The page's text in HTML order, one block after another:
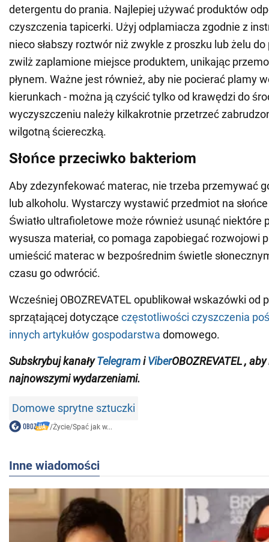
detergentu do prania. Najlepiej używać produktów
czyszczenia tapicerki. Użyj odplamiacza zgodnie z
nieco słabszy roztwór niż zwykle z proszku lub żelu
zwilż zaplamione miejsce produktem, unikając
płynem. Ważne jest również, aby nie pocierać plamy
kierunkach - można ją czyścić tylko od krawędzi do
wyczyszczeniu należy kilkakrotnie przetrzeć
wilgotną ściereczką.
Słońce przeciwko bakteriom
Aby zdezynfekować materac, nie trzeba przemywać
lub alkoholu. Wystarczy wystawić przedmiot na
Światło ultrafioletowe może również usunąć niektóre
wysusza materiał, co pomaga zapobiegać rozwojowi
umieścić materac w bezpośrednim świetle
czasu go odwrócić.
Wcześniej OBOZREVATEL opublikował wskazówki od
sprzątającej dotyczące częstotliwości czyszczenia
innych artykułów gospodarstwa domowego.
SubskrybujkanałyTelegramiViberOBOZREVATEL,
najnowszymi wydarzeniami.
Domowe sprytne sztuczki
/Życie/Spać jak w...
Inne wiadomości